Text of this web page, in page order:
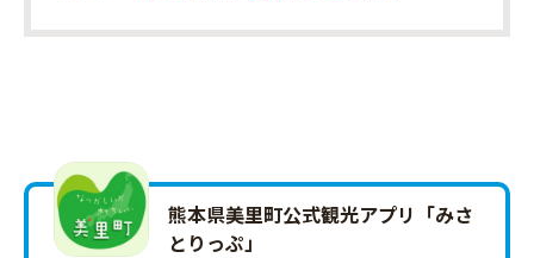
熊本県美里町公式観光アプリ「みさ
とりっ‪ぷ‬」